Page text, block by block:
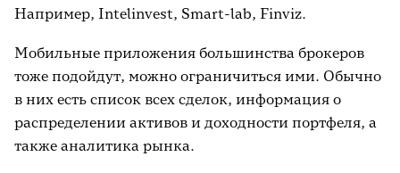
Например, Intelinvest, Smart-lab, Finviz.
Мобильные приложения большинства брокеров
тоже подойдут, можно ограничиться ими. Обычно
в них есть список всех сделок, информация о
распределении активов и доходности портфеля, а
также аналитика рынка.